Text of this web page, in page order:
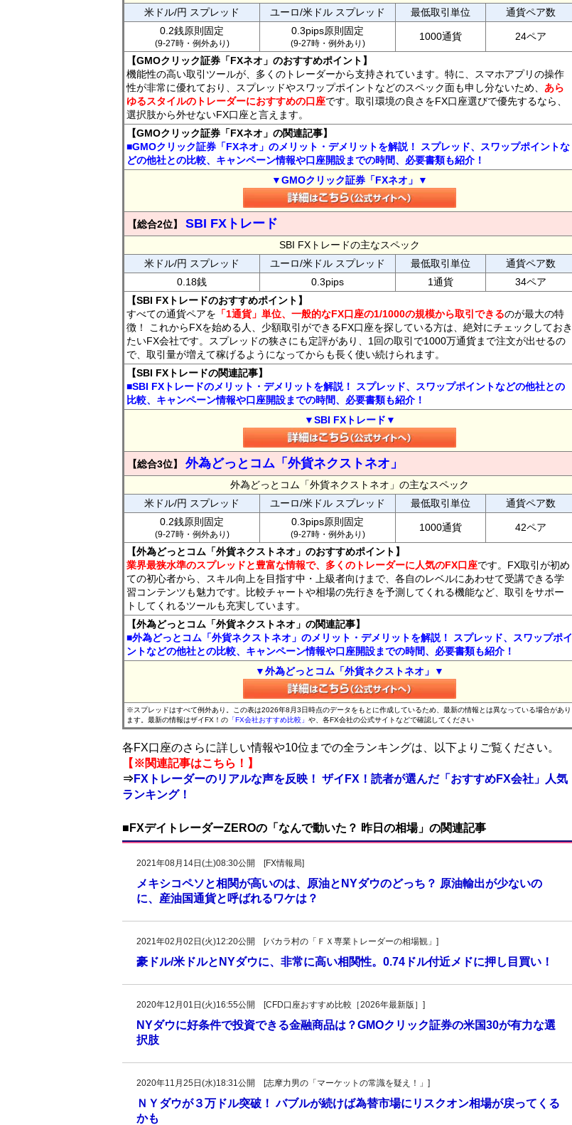
米ドル/円 スプレッド
ユーロ/米ドル スプレッド 最低取引単位
通貨ペア数
0.2銭原則固定
(9-27時・例外あり)
0.3pips原則固定
(9-27時・例外あり)
1000通貨 24ペア
【GMOクリック証券「FXネオ」のおすすめポイント】
機能性の高い取引ツールが、多くのトレーダーから支持されています。特に、スマホアプリの操作
性が非常に優れており、スプレッドやスワップポイントなどのスペック面も申し分ないため、 あら
ゆるスタイルのトレーダーにおすすめの口座です。取引環境の良さをFX口座選びで優先するなら、
選択肢から外せないFX口座と言えます。
【GMOクリック証券「FXネオ」の関連記事】
■GMOクリック証券「FXネオ」のメリット・デメリットを解説！ スプレッド、スワップポイントな
どの他社との比較、キャンペーン情報や口座開設までの時間、必要書類も紹介！
▼GMOクリック証券「FXネオ」▼
【総合2位】 SBI FXトレード
SBI FXトレードの主なスペック
米ドル/円 スプレッド
ユーロ/米ドル スプレッド 最低取引単位
通貨ペア数
0.18銭
0.3pips 1通貨
34ペア
【SBI FXトレードのおすすめポイント】
すべての通貨ペアを 「1通貨」単位、一般的なFX口座の1/1000の規模から取引できるのが最大の特
徴！ これからFXを始める人、少額取引ができるFX口座を探している方は、絶対にチェックしておき
たいFX会社です。スプレッドの狭さにも定評があり、1回の取引で1000万通貨まで注文が出せるの
で、取引量が増えて稼げるようになってからも長く使い続けられます。
【SBI FXトレードの関連記事】
■SBI FXトレードのメリット・デメリットを解説！ スプレッド、スワップポイントなどの他社との
比較、キャンペーン情報や口座開設までの時間、必要書類も紹介！
▼SBI FXトレード▼
【総合3位】 外為どっとコム「外貨ネクストネオ」
外為どっとコム「外貨ネクストネオ」の主なスペック
米ドル/円 スプレッド
ユーロ/米ドル スプレッド 最低取引単位
通貨ペア数
0.2銭原則固定
(9-27時・例外あり)
0.3pips原則固定
(9-27時・例外あり)
1000通貨 42ペア
【外為どっとコム「外貨ネクストネオ」のおすすめポイント】
業界最狭水準のスプレッドと豊富な情報で、多くのトレーダーに人気のFX口座です。FX取引が初め
ての初心者から、スキル向上を目指す中・上級者向けまで、各自のレベルにあわせて受講できる学
習コンテンツも魅力です。比較チャートや相場の先行きを予測してくれる機能など、取引をサポー
トしてくれるツールも充実しています。
【外為どっとコム「外貨ネクストネオ」の関連記事】
■外為どっとコム「外貨ネクストネオ」のメリット・デメリットを解説！ スプレッド、スワップポイ
ントなどの他社との比較、キャンペーン情報や口座開設までの時間、必要書類も紹介！
▼外為どっとコム「外貨ネクストネオ」▼
※スプレッドはすべて例外あり。この表は2026年8月3日時点のデータをもとに作成しているため、最新の情報とは異なっている場合があり
ます。最新の情報はザイFX！の 「FX会社おすすめ比較」 や、各FX会社の公式サイトなどで確認してください
各FX口座のさらに詳しい情報や10位までの全ランキングは、以下よりご覧ください。
【※関連記事はこちら！】
⇒FXトレーダーのリアルな声を反映！ ザイFX！読者が選んだ「おすすめFX会社」人気
ランキング！
■FXデイトレーダーZEROの「なんで動いた？ 昨日の相場」の関連記事
2021年08月14日(土)08:30公開 [FX情報局]
メキシコペソと相関が高いのは、原油とNYダウのどっち？ 原油輸出が少ないの
に、産油国通貨と呼ばれるワケは？
2021年02月02日(火)12:20公開 [バカラ村の「ＦＸ専業トレーダーの相場観」]
豪ドル/米ドルとNYダウに、非常に高い相関性。0.74ドル付近メドに押し目買い！
2020年12月01日(火)16:55公開 [CFD口座おすすめ比較［2026年最新版］]
NYダウに好条件で投資できる金融商品は？GMOクリック証券の米国30が有力な選
択肢
2020年11月25日(水)18:31公開 [志摩力男の「マーケットの常識を疑え！」]
ＮＹダウが３万ドル突破！ バブルが続けば為替市場にリスクオン相場が戻ってくる
かも